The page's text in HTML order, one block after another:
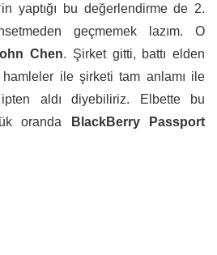
‘in yaptığı bu değerlendirme de 2.
geçmemek lazım. O
Chen. Şirket gitti, battı elden
hamleler ile şirketi tam anlamı ile
aldı diyebiliriz. Elbette bu
oranda
BlackBerry Passport